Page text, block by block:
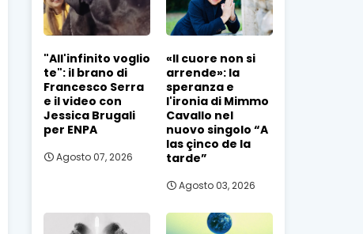
"All'infinito voglio
te": il brano di
Francesco Serra
e il video con
Jessica Brugali
per ENPA
Agosto 07, 2026
«Il cuore non si
arrende»: la
speranza e
l'ironia di Mimmo
Cavallo nel
nuovo singolo “A
las çinco de la
tarde”
Agosto 03, 2026